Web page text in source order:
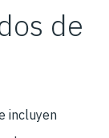
de
incluyen